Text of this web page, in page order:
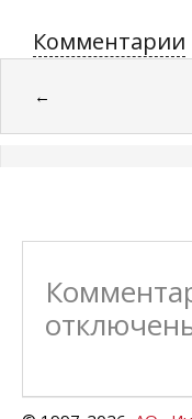
Комментарии
←